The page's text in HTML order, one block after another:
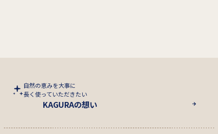
自然の恵みを大事に
長く使っていただきたい
KAGURAの想い